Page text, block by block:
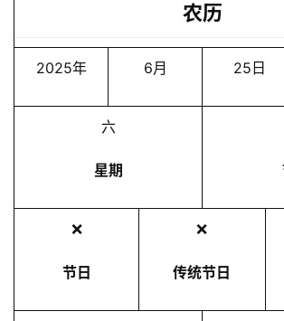
农历
2025年 6月 25日
六
星期
❌
节日
❌
传统节日